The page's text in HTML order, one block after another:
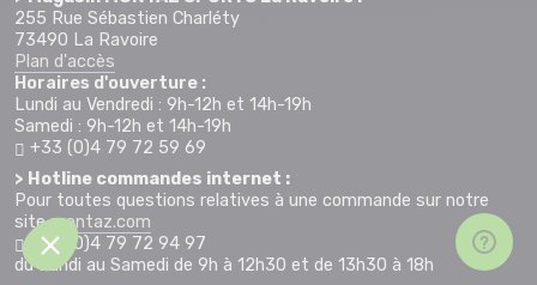
255 Rue Sébastien Charléty
73490 La Ravoire
Plan d'accès
Horaires d'ouverture :
Lundi au Vendredi : 9h-12h et 14h-19h
Samedi : 9h-12h et 14h-19h
+33 (0)4 79 72 59 69
> Hotline commandes internet :
Pour toutes questions relatives à une commande sur notre
sitemontaz.com
+33 (0)4 79 72 94 97
du Lundi au Samedi de 9h à 12h30 et de 13h30 à 18h